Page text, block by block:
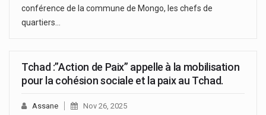
conférence de la commune de Mongo, les chefs de
quartiers…
Tchad :”Action de Paix” appelle à la mobilisation
pour la cohésion sociale et la paix au Tchad.
Assane Nov 26, 2025